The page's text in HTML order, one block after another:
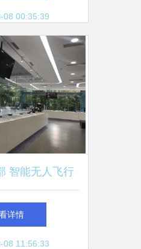
新篇章
08 00:35:39
智能无人飞行
新与未来
详情
08 11:56:33